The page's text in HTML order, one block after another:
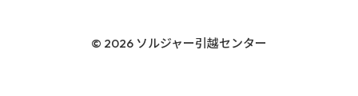
© 2026 ソルジャー引越センター